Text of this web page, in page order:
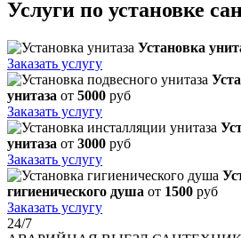
Услуги по установке
Установка
Заказать услугу
унитаза от 5000 руб
Заказать услугу
унитаза от 3000 руб
Заказать услугу
гигиенического душа от 1500 руб
Заказать услугу
24/7